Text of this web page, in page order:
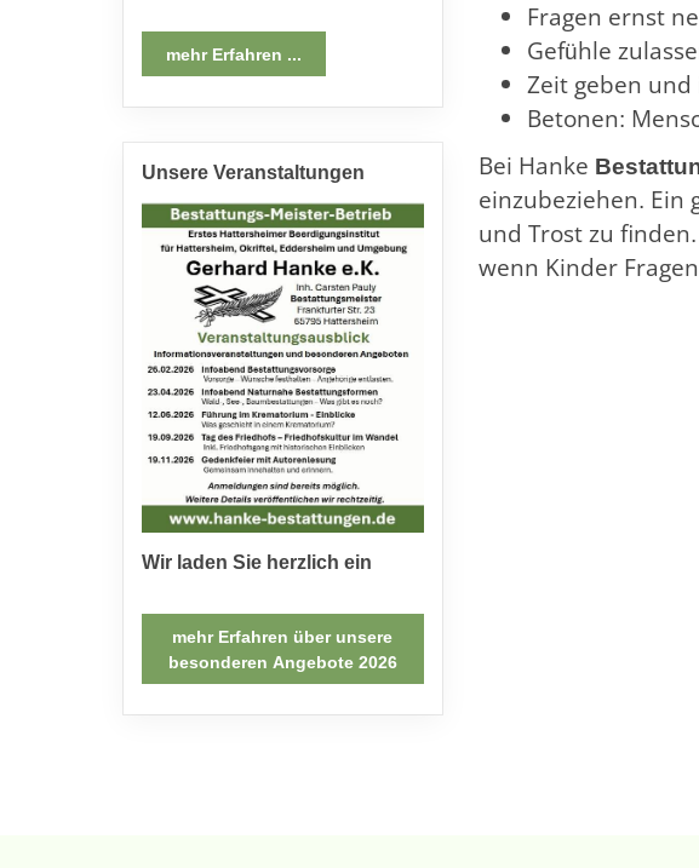
Fragen ernst
Gefühle
Zeit geben
Betonen:
Bei Hanke
einzubeziehen. Ein
und Trost zu
wenn Kinder
mehr Erfahren ...
Unsere Veranstaltungen
Wir laden Sie herzlich ein
mehr Erfahren über unsere
besonderen Angebote 2026